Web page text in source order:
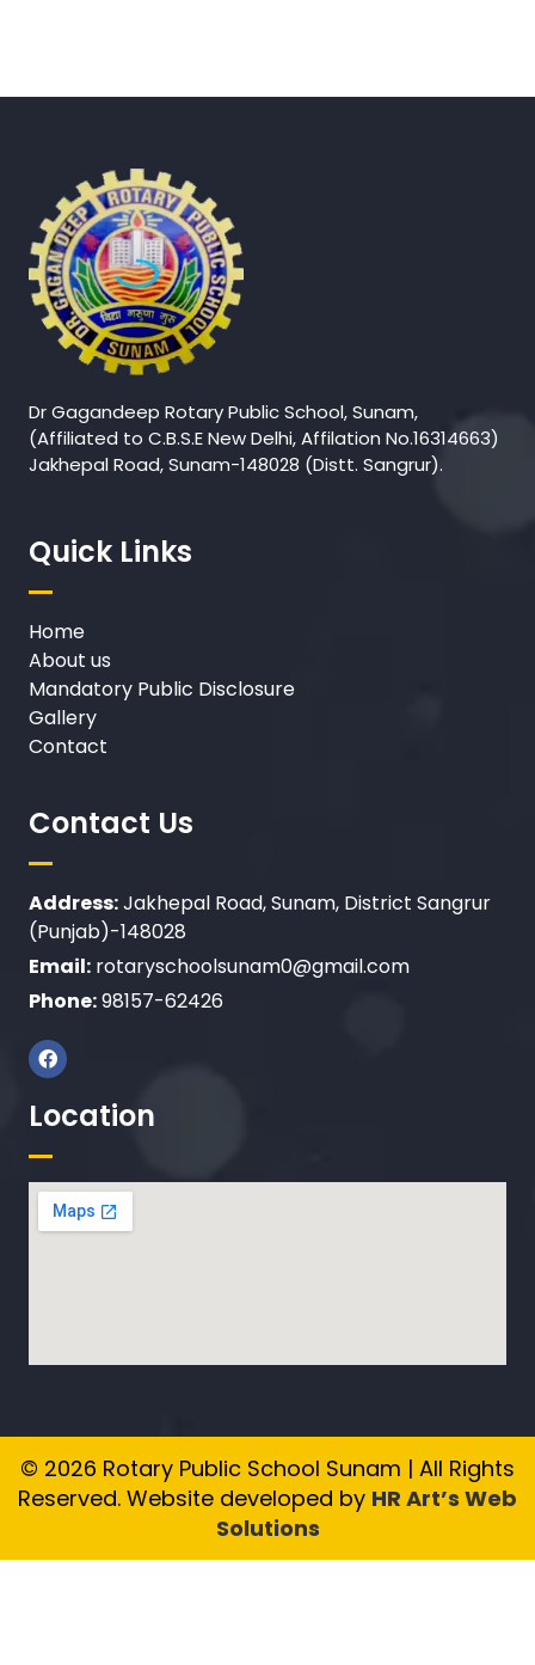
Dr Gagandeep Rotary Public School, Sunam,
(Affiliated to C.B.S.E New Delhi, Affilation No.16314663)
Jakhepal Road, Sunam-148028 (Distt. Sangrur).
Quick Links
Home
About us
Mandatory Public Disclosure
Gallery
Contact
Contact Us
Address:Jakhepal Road, Sunam, District Sangrur
(Punjab)-148028
Email: rotaryschoolsunam0@gmail.com
Phone:98157-62426
Location
© 2026 Rotary Public School Sunam | All Rights
Reserved. Website developed by HR Art’s Web
Solutions